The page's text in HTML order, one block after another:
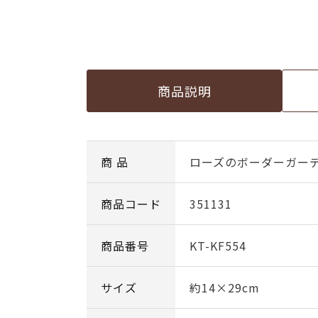
商品説明
商 品 ローズのボーダーガー
商品コード 351131
商品番号 KT-KF554
サイズ 約14×29cm